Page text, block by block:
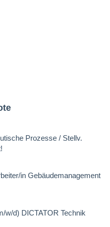
Prozesse / Stellv.
in Gebäudemanagement
w/d) DICTATOR Technik